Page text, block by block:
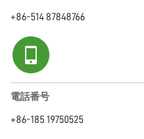
+86-514 87848766
電話番号
+86-185 19750525